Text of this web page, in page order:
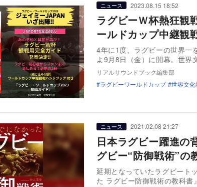
ニュース 2023.08.15 18:52
ラグビーＷ杯熱狂
ールドカップ中継観
4年に1度、ラグビーの世界一
よ9月8日（金）に開幕。世
リアルサウンドブック編集部
ラグビーワールドカップ
世界文化
ニュース 2021.02.08 21:27
日本ラグビー躍進
グビー“防御戦術”の
延期となっていたラグビート
た ラグビー防御戦術の教科